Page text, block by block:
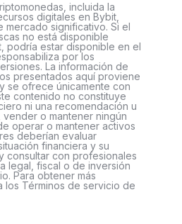
incluida la
digitales en Bybit,
mercado significativo. Si el
no está disponible
podría estar disponible en el
por los
La información de
presentados aquí proviene
se ofrece únicamente con
contenido no constituye
ni una recomendación u
o mantener ningún
operar o mantener activos
deberían evaluar
financiera y su
consultar con profesionales
legal, fiscal o de inversión
Para obtener más
los Términos de servicio de